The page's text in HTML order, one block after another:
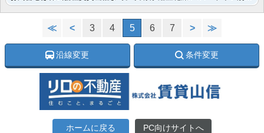
≪ < 3 4 5 6 7 > ≫
沿線変更 条件変更
ホームに戻る PC向けサイトへ